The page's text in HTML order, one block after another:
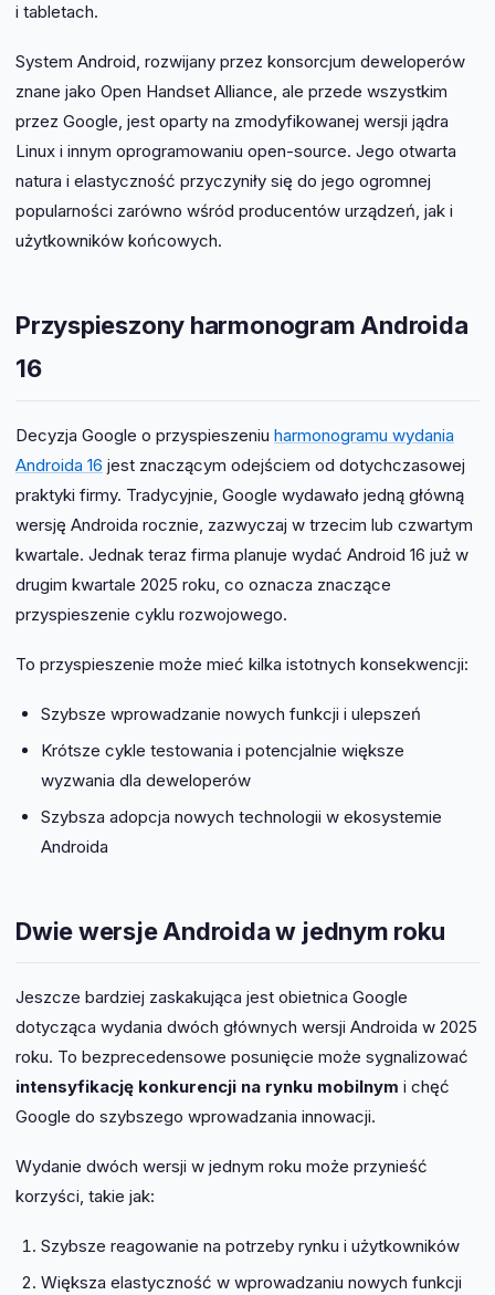
i tabletach.
System Android, rozwijany przez konsorcjum deweloperów
znane jako Open Handset Alliance, ale przede wszystkim
przez Google, jest oparty na zmodyfikowanej wersji jądra
Linux i innym oprogramowaniu open-source. Jego otwarta
natura i elastyczność przyczyniły się do jego ogromnej
popularności zarówno wśród producentów urządzeń, jak i
użytkowników końcowych.
Przyspieszony harmonogram Androida
16
Decyzja Google o przyspieszeniu harmonogramu wydania
Androida 16 jest znaczącym odejściem od dotychczasowej
praktyki firmy. Tradycyjnie, Google wydawało jedną główną
wersję Androida rocznie, zazwyczaj w trzecim lub czwartym
kwartale. Jednak teraz firma planuje wydać Android 16 już w
drugim kwartale 2025 roku, co oznacza znaczące
przyspieszenie cyklu rozwojowego.
To przyspieszenie może mieć kilka istotnych konsekwencji:
Szybsze wprowadzanie nowych funkcji i ulepszeń
Krótsze cykle testowania i potencjalnie większe
wyzwania dla deweloperów
Szybsza adopcja nowych technologii w ekosystemie
Androida
Dwie wersje Androida w jednym roku
Jeszcze bardziej zaskakująca jest obietnica Google
dotycząca wydania dwóch głównych wersji Androida w 2025
roku. To bezprecedensowe posunięcie może sygnalizować
intensyfikację konkurencji na rynku mobilnym i chęć
Google do szybszego wprowadzania innowacji.
Wydanie dwóch wersji w jednym roku może przynieść
korzyści, takie jak:
Szybsze reagowanie na potrzeby rynku i użytkowników
Większa elastyczność w wprowadzaniu nowych funkcji